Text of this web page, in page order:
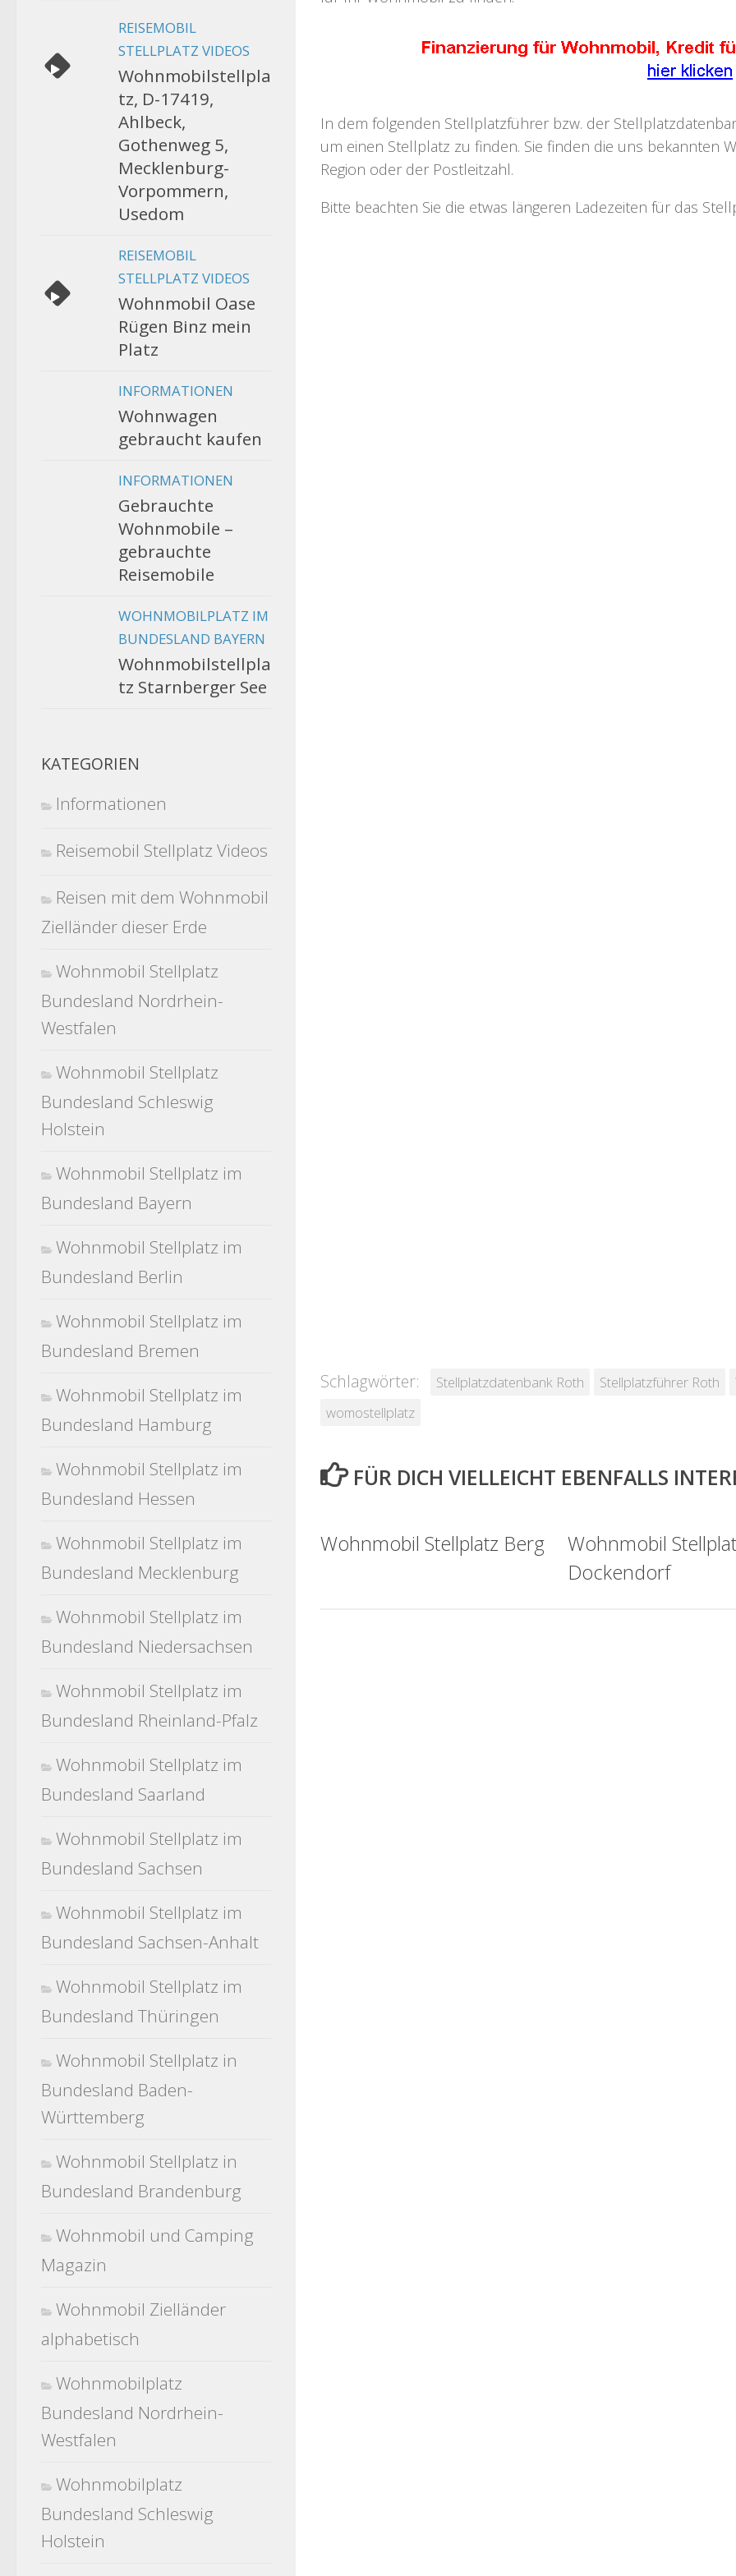
In dem folgenden Stellplatzführer bzw. der
um einen Stellplatz zu finden. Sie finden die uns bekannten
Region oder der Postleitzahl.
Bitte beachten Sie die etwas längeren Ladezeiten für das
Schlagwörter: Stellplatzdatenbank Roth Stellplatzführer Roth
womostellplatz
FÜR DICH VIELLEICHT EBENFALLS
Wohnmobil Stellplatz Berg
Wohnmobil
Dockendorf
REISEMOBIL
STELLPLATZ VIDEOS
Wohnmobilstellpla
tz, D-17419,
Ahlbeck,
Gothenweg 5,
Mecklenburg-
Vorpommern,
Usedom
REISEMOBIL
STELLPLATZ VIDEOS
Wohnmobil Oase
Rügen Binz mein
Platz
INFORMATIONEN
Wohnwagen
gebraucht kaufen
INFORMATIONEN
Gebrauchte
Wohnmobile –
gebrauchte
Reisemobile
WOHNMOBILPLATZ IM
BUNDESLAND BAYERN
Wohnmobilstellpla
tz Starnberger See
KATEGORIEN
Informationen
Reisemobil Stellplatz Videos
Reisen mit dem Wohnmobil
Zielländer dieser Erde
Wohnmobil Stellplatz
Bundesland Nordrhein-
Westfalen
Wohnmobil Stellplatz
Bundesland Schleswig
Holstein
Wohnmobil Stellplatz im
Bundesland Bayern
Wohnmobil Stellplatz im
Bundesland Berlin
Wohnmobil Stellplatz im
Bundesland Bremen
Wohnmobil Stellplatz im
Bundesland Hamburg
Wohnmobil Stellplatz im
Bundesland Hessen
Wohnmobil Stellplatz im
Bundesland Mecklenburg
Wohnmobil Stellplatz im
Bundesland Niedersachsen
Wohnmobil Stellplatz im
Bundesland Rheinland-Pfalz
Wohnmobil Stellplatz im
Bundesland Saarland
Wohnmobil Stellplatz im
Bundesland Sachsen
Wohnmobil Stellplatz im
Bundesland Sachsen-Anhalt
Wohnmobil Stellplatz im
Bundesland Thüringen
Wohnmobil Stellplatz in
Bundesland Baden-
Württemberg
Wohnmobil Stellplatz in
Bundesland Brandenburg
Wohnmobil und Camping
Magazin
Wohnmobil Zielländer
alphabetisch
Wohnmobilplatz
Bundesland Nordrhein-
Westfalen
Wohnmobilplatz
Bundesland Schleswig
Holstein